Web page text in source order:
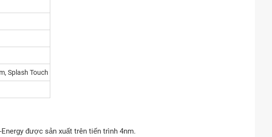
Splash Touch
được sản xuất trên tiến trình 4nm.